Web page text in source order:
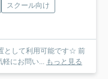
スクール向け
として利用可能です☆ 前
にお問い...
もっと見る